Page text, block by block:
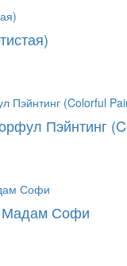
Пэйнтинг
Мадам Софи